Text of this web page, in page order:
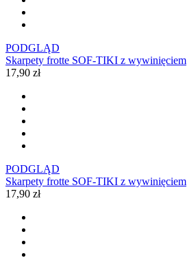
PODGLĄD
Skarpety frotte SOF-TIKI z wywinięciem
17,90 zł
PODGLĄD
Skarpety frotte SOF-TIKI z wywinięciem
17,90 zł